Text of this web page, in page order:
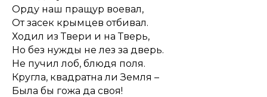
Орду наш пращур воевал,
От засек крымцев отбивал.
Ходил из Твери и на Тверь,
Но без нужды не лез за дверь.
Не пучил лоб, блюдя поля.
Кругла, квадратна ли Земля –
Была бы гожа да своя!